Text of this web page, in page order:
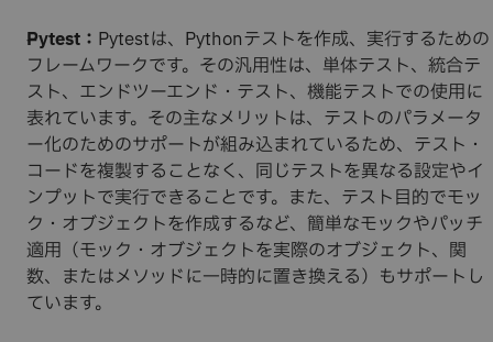
Pytest： Pytestは、Pythonテストを作成、実行するための
フレームワークです。その汎用性は、単体テスト、統合テ
スト、エンドツーエンド・テスト、機能テストでの使用に
表れています。その主なメリットは、テストのパラメータ
ー化のためのサポートが組み込まれているため、テスト・
コードを複製することなく、同じテストを異なる設定やイ
ンプットで実行できることです。また、テスト目的でモッ
ク・オブジェクトを作成するなど、簡単なモックやパッチ
適用（モック・オブジェクトを実際のオブジェクト、関
数、またはメソッドに一時的に置き換える）もサポートし
ています。